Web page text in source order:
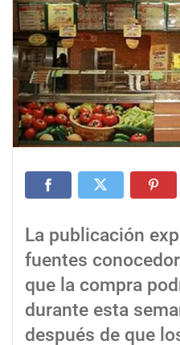
La publicación
fuentes
que la compra
durante esta
después de que